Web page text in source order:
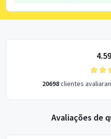
4.59
20698clientes
Avaliações de